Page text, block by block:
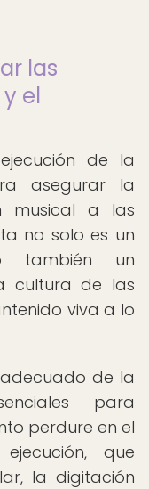
las
el
de la
asegurar la
musical a las
no solo es un
también un
cultura de las
viva a lo
de la
para
perdure en el
que
la digitación